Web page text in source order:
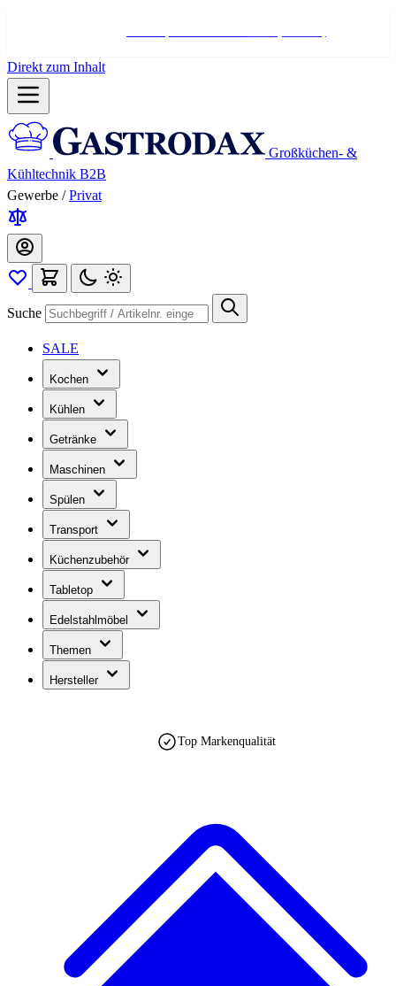
Direkt zum Inhalt
Großküchen- &
Kühltechnik B2B
Gewerbe / Privat
Suche
SALE
Kochen
Kühlen
Getränke
Maschinen
Spülen
Transport
Küchenzubehör
Tabletop
Edelstahlmöbel
Themen
Hersteller
Top Markenqualität